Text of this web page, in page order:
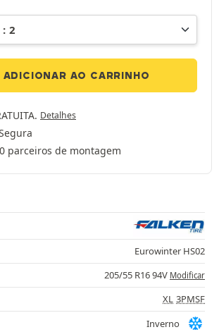
ADICIONAR AO CARRINHO
Detalhes
parceiros de montagem
Eurowinter HS02
205/55 R16 94V Modificar
XL 3PMSF
Inverno